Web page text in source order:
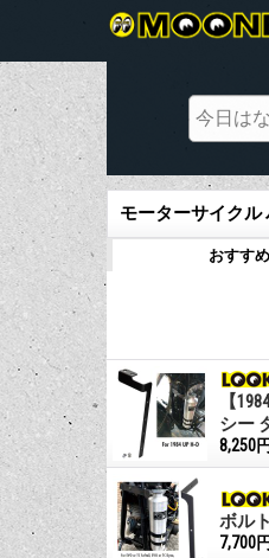
モーターサイクル
おすす
【
シー
8,250円
ボル
7,700円